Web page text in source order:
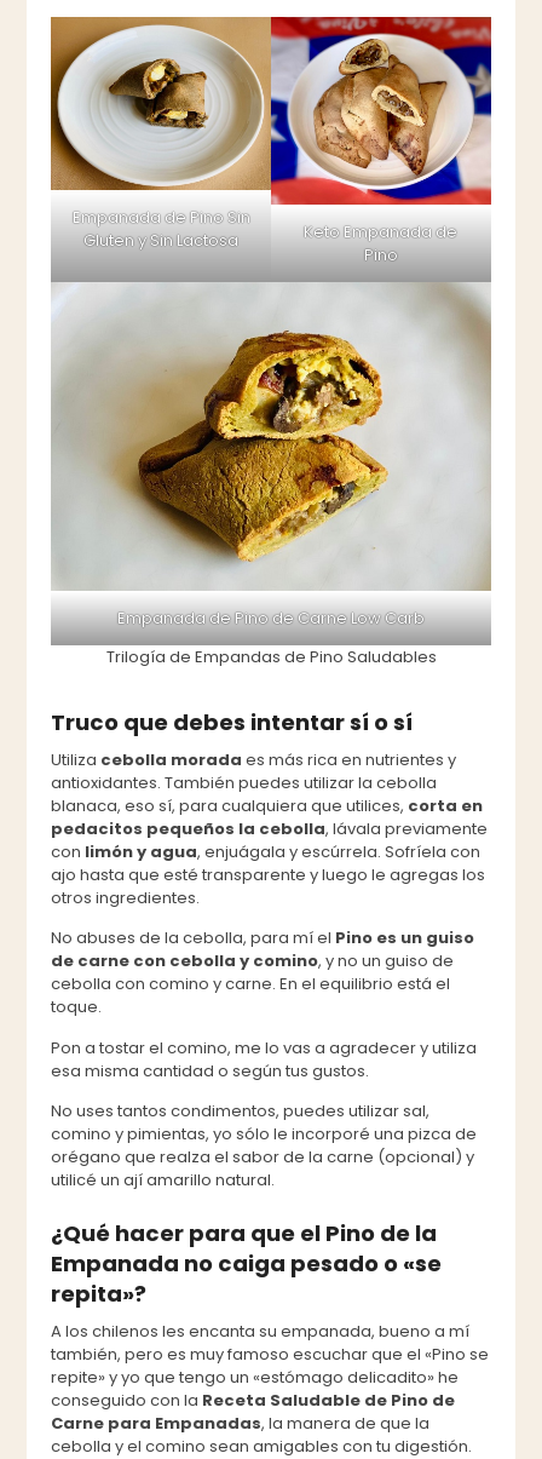
Empanada de Pino Sin
Gluten y Sin Lactosa
Keto Empanada de
Pino
Empanada de Pino de Carne Low Carb
Trilogía de Empandas de Pino Saludables
Truco que debes intentar sí o sí
Utiliza cebolla moradaes más rica en nutrientes y
antioxidantes. También puedes utilizar la cebolla
blanaca, eso sí, para cualquiera que utilices, corta en
pedacitos pequeños la cebolla, lávala previamente
con limón y agua, enjuágala y escúrrela. Sofríela con
ajo hasta que esté transparente y luego le agregas los
otros ingredientes.
No abuses de la cebolla, para mí el Pino es un guiso
de carne con cebolla y comino, y no un guiso de
cebolla con comino y carne. En el equilibrio está el
toque.
Pon a tostar el comino, me lo vas a agradecer y utiliza
esa misma cantidad o según tus gustos.
No uses tantos condimentos, puedes utilizar sal,
comino y pimientas, yo sólo le incorporé una pizca de
orégano que realza el sabor de la carne (opcional) y
utilicé un ají amarillo natural.
¿Qué hacer para que el Pino de la
Empanada no caiga pesado o «se
repita»?
A los chilenos les encanta su empanada, bueno a mí
también, pero es muy famoso escuchar que el «Pino se
repite» y yo que tengo un «estómago delicadito» he
conseguido con la Receta Saludable de Pino de
Carne para Empanadas, la manera de que la
cebolla y el comino sean amigables con tu digestión.